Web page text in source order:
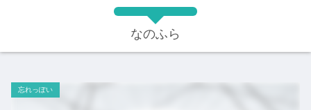
なのふら
忘れっぽい